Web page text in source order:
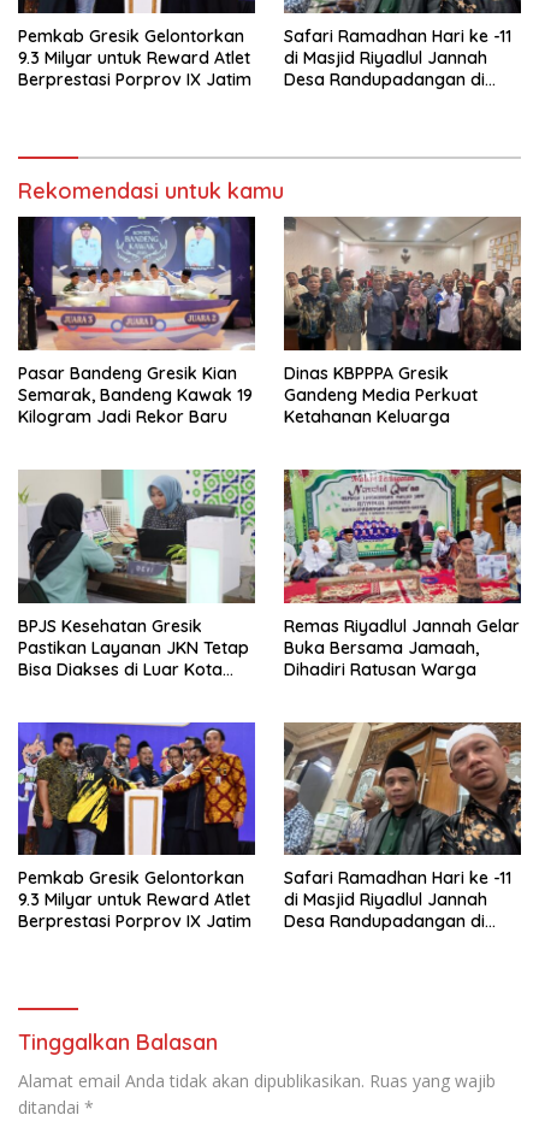
Pemkab Gresik Gelontorkan
9.3 Milyar untuk Reward Atlet
Berprestasi Porprov IX Jatim
Safari Ramadhan Hari ke -11
di Masjid Riyadlul Jannah
Desa Randupadangan di
Rekomendasi untuk kamu
Pasar Bandeng Gresik Kian
Semarak, Bandeng Kawak 19
Kilogram Jadi Rekor Baru
Dinas KBPPPA Gresik
Gandeng Media Perkuat
Ketahanan Keluarga
BPJS Kesehatan Gresik
Pastikan Layanan JKN Tetap
Bisa Diakses di Luar Kota
Remas Riyadlul Jannah Gelar
Buka Bersama Jamaah,
Dihadiri Ratusan Warga
Pemkab Gresik Gelontorkan
9.3 Milyar untuk Reward Atlet
Berprestasi Porprov IX Jatim
Safari Ramadhan Hari ke -11
di Masjid Riyadlul Jannah
Desa Randupadangan di
Tinggalkan Balasan
Alamat email Anda tidak akan dipublikasikan. Ruas yang wajib
ditandai *